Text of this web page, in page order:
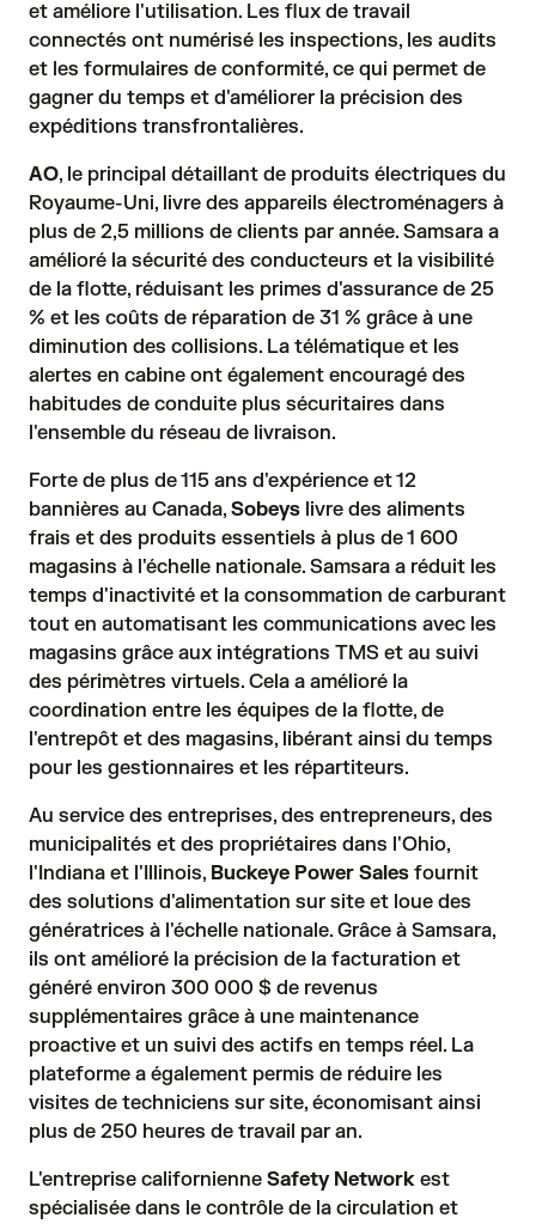
et améliore l'utilisation. Les flux de travail
connectés ont numérisé les inspections, les audits
et les formulaires de conformité, ce qui permet de
gagner du temps et d'améliorer la précision des
expéditions transfrontalières.
AO, le principal détaillant de produits électriques du
Royaume-Uni, livre des appareils électroménagers à
plus de 2,5 millions de clients par année. Samsara a
amélioré la sécurité des conducteurs et la visibilité
de la flotte, réduisant les primes d'assurance de 25
% et les coûts de réparation de 31 % grâce à une
diminution des collisions. La télématique et les
alertes en cabine ont également encouragé des
habitudes de conduite plus sécuritaires dans
l'ensemble du réseau de livraison.
Forte de plus de 115 ans d'expérience et 12
bannières au Canada, Sobeys livre des aliments
frais et des produits essentiels à plus de 1 600
magasins à l'échelle nationale. Samsara a réduit les
temps d'inactivité et la consommation de carburant
tout en automatisant les communications avec les
magasins grâce aux intégrations TMS et au suivi
des périmètres virtuels. Cela a amélioré la
coordination entre les équipes de la flotte, de
l'entrepôt et des magasins, libérant ainsi du temps
pour les gestionnaires et les répartiteurs.
Au service des entreprises, des entrepreneurs, des
municipalités et des propriétaires dans l'Ohio,
l'Indiana et l'Illinois, Buckeye Power Sales fournit
des solutions d'alimentation sur site et loue des
génératrices à l'échelle nationale. Grâce à Samsara,
ils ont amélioré la précision de la facturation et
généré environ 300 000 $ de revenus
supplémentaires grâce à une maintenance
proactive et un suivi des actifs en temps réel. La
plateforme a également permis de réduire les
visites de techniciens sur site, économisant ainsi
plus de 250 heures de travail par an.
L'entreprise californienne Safety Network est
spécialisée dans le contrôle de la circulation et